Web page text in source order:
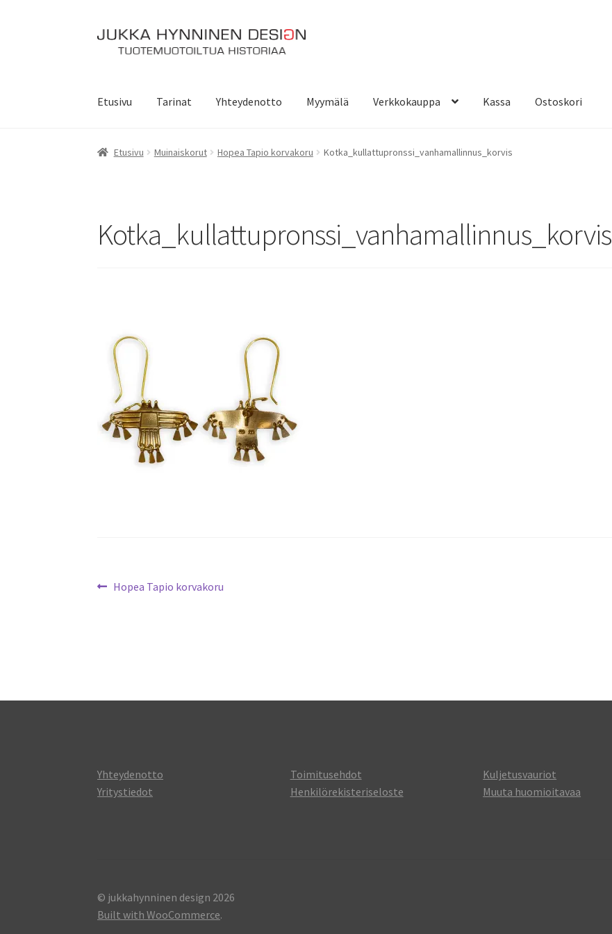
Siirry
navigointiin
Siirry
sisältöön
Etusivu Tarinat Yhteydenotto Myymälä Verkkokauppa Kassa Ostoskori
Etusivu Muinaiskorut Hopea Tapio korvakoru Kotka_kullattupronssi_vanhamallinnus_korvis
Kotka_kullattupronssi_vanhamallinnus_korvis
Artikkelien
Edellinen
Hopea Tapio korvakoru
Yhteydenotto
Yritystiedot
Toimitusehdot
Henkilörekisteriseloste
Kuljetusvauriot
Muuta huomioitavaa
© jukkahynninen design 2026
Built with WooCommerce.